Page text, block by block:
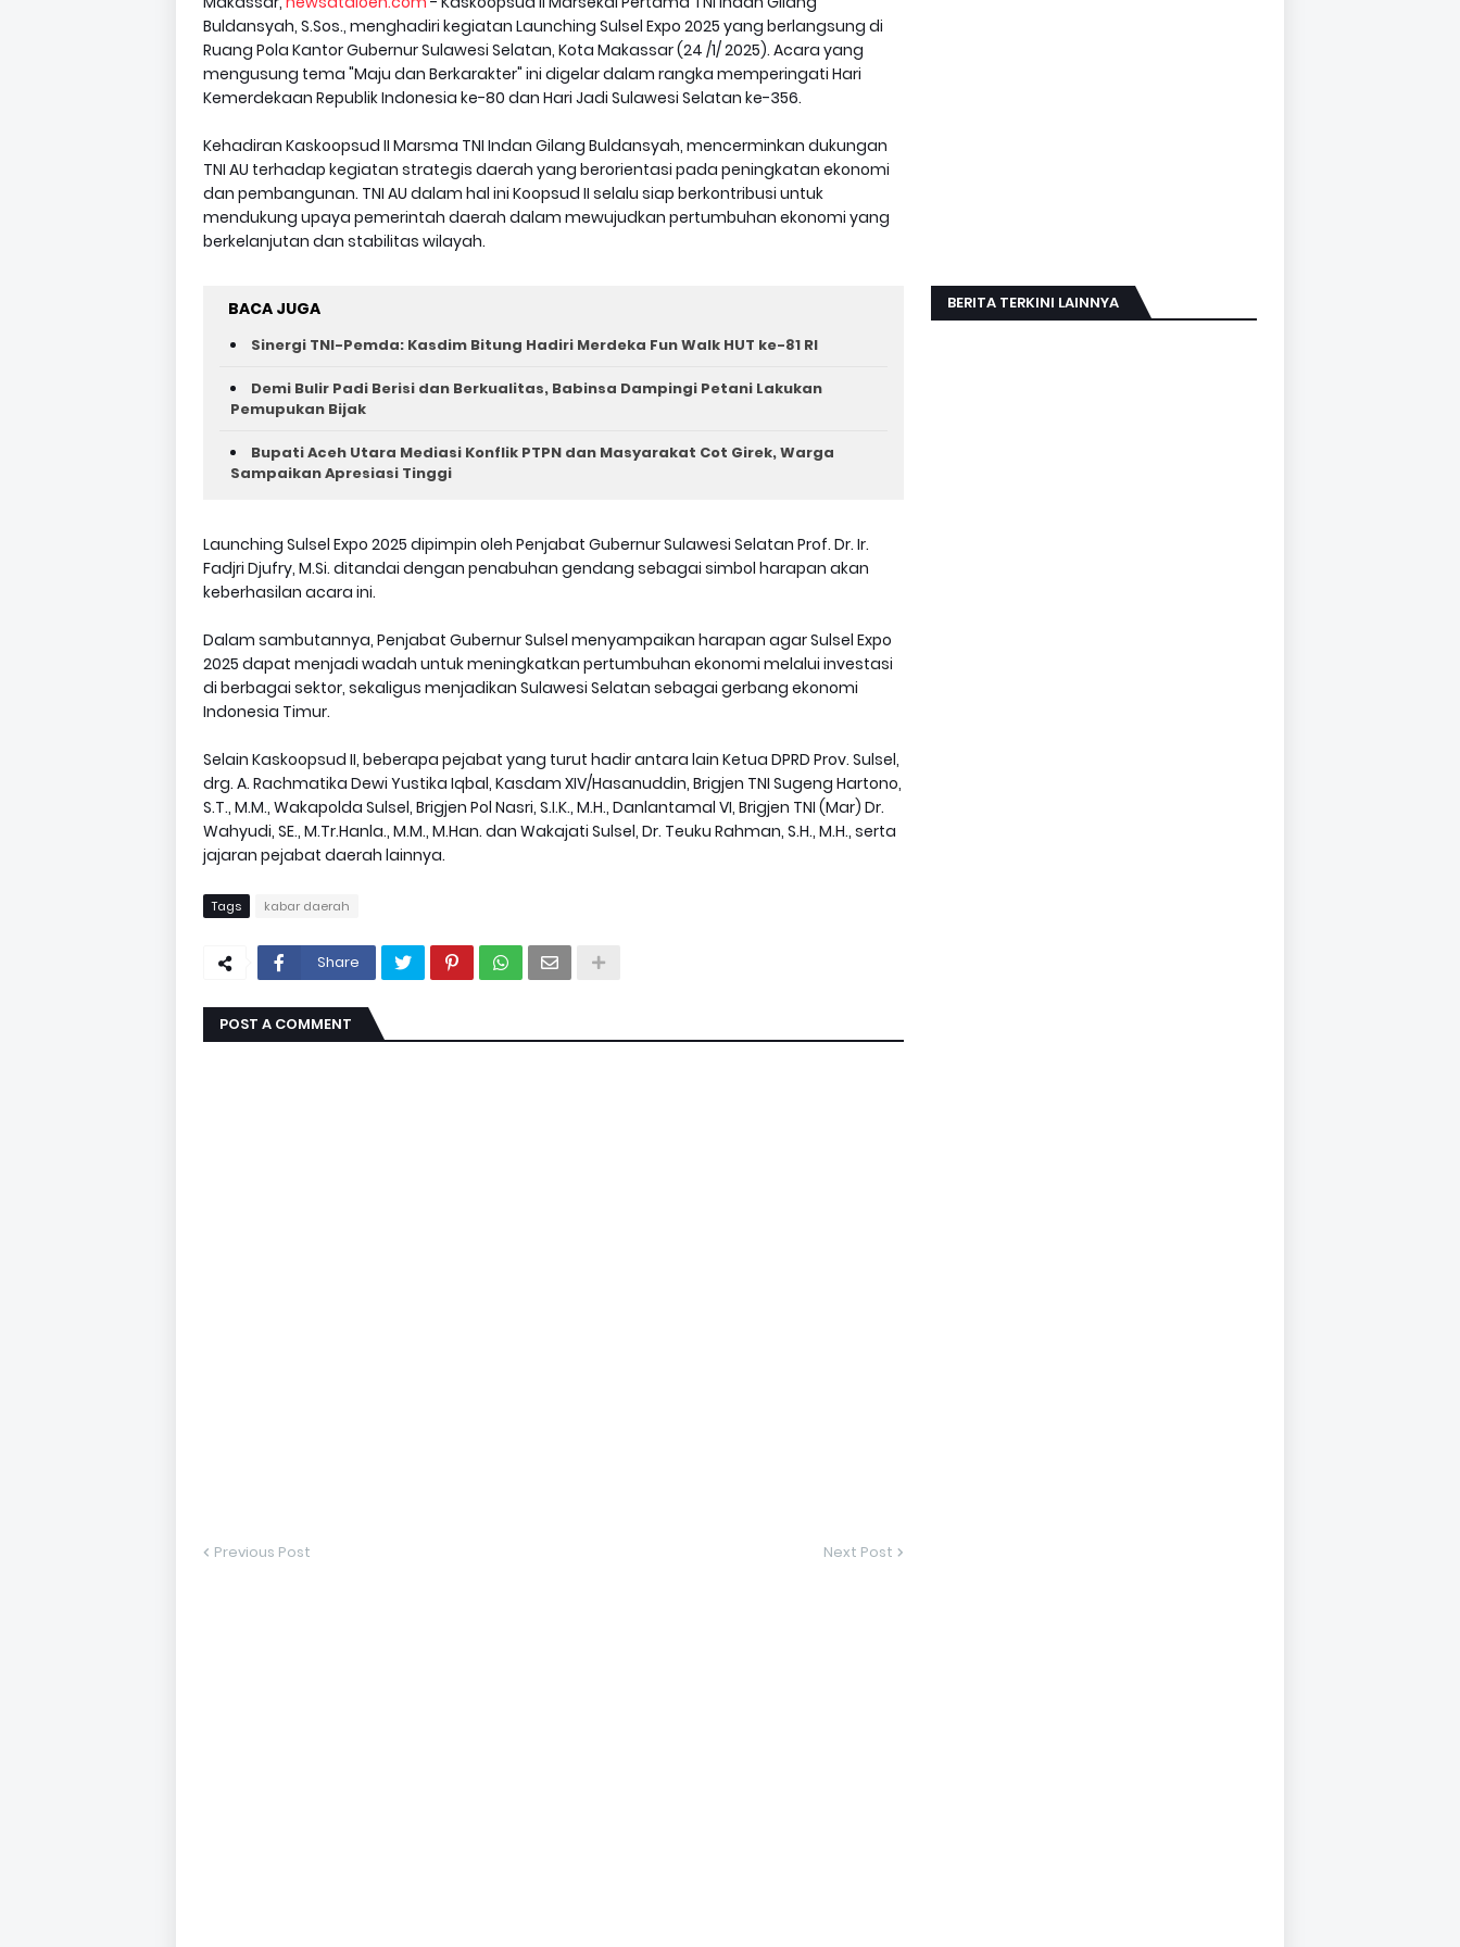
Buldansyah, S.Sos., menghadiri kegiatan Launching Sulsel Expo 2025 yang berlangsung di
Ruang Pola Kantor Gubernur Sulawesi Selatan, Kota Makassar (24 /1/ 2025). Acara yang
mengusung tema "Maju dan Berkarakter" ini digelar dalam rangka memperingati Hari
Kemerdekaan Republik Indonesia ke-80 dan Hari Jadi Sulawesi Selatan ke-356.
Kehadiran Kaskoopsud II Marsma TNI Indan Gilang Buldansyah, mencerminkan dukungan
TNI AU terhadap kegiatan strategis daerah yang berorientasi pada peningkatan ekonomi
dan pembangunan. TNI AU dalam hal ini Koopsud II selalu siap berkontribusi untuk
mendukung upaya pemerintah daerah dalam mewujudkan pertumbuhan ekonomi yang
berkelanjutan dan stabilitas wilayah.
BACA JUGA
Sinergi TNI-Pemda: Kasdim Bitung Hadiri Merdeka Fun Walk HUT ke-81 RI
Demi Bulir Padi Berisi dan Berkualitas, Babinsa Dampingi Petani Lakukan
Pemupukan Bijak
Bupati Aceh Utara Mediasi Konflik PTPN dan Masyarakat Cot Girek, Warga
Sampaikan Apresiasi Tinggi
Launching Sulsel Expo 2025 dipimpin oleh Penjabat Gubernur Sulawesi Selatan Prof. Dr. Ir.
Fadjri Djufry, M.Si. ditandai dengan penabuhan gendang sebagai simbol harapan akan
keberhasilan acara ini.
Dalam sambutannya, Penjabat Gubernur Sulsel menyampaikan harapan agar Sulsel Expo
2025 dapat menjadi wadah untuk meningkatkan pertumbuhan ekonomi melalui investasi
di berbagai sektor, sekaligus menjadikan Sulawesi Selatan sebagai gerbang ekonomi
Indonesia Timur.
Selain Kaskoopsud II, beberapa pejabat yang turut hadir antara lain Ketua DPRD Prov. Sulsel,
drg. A. Rachmatika Dewi Yustika Iqbal, Kasdam XIV/Hasanuddin, Brigjen TNI Sugeng Hartono,
S.T., M.M., Wakapolda Sulsel, Brigjen Pol Nasri, S.I.K., M.H., Danlantamal VI, Brigjen TNI (Mar) Dr.
Wahyudi, SE., M.Tr.Hanla., M.M., M.Han. dan Wakajati Sulsel, Dr. Teuku Rahman, S.H., M.H., serta
jajaran pejabat daerah lainnya.
Tags kabar daerah
Share
POST A COMMENT
Previous Post Next Post
BERITA TERKINI LAINNYA